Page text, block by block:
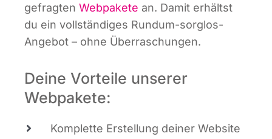
gefrag­ten Web­pa­ke­te an. Damit erhältst
du ein voll­stän­di­ges Rund­um-sorg­los-
Ange­bot – ohne Überraschungen.
Deine Vorteile unserer
Webpakete:
Kom­plet­te Erstel­lung dei­ner Web­site